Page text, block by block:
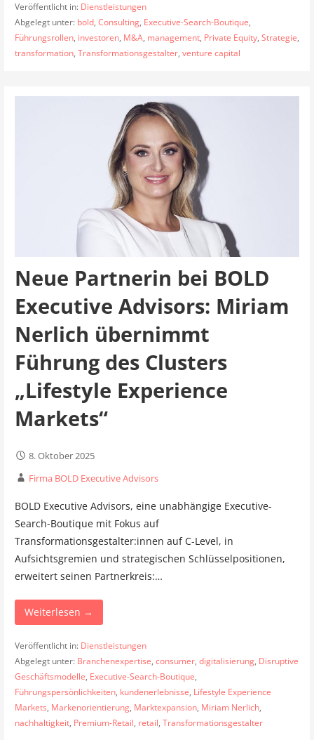
Veröffentlicht in: Dienstleistungen
Abgelegt unter: bold, Consulting, Executive-Search-Boutique,
Führungsrollen, investoren, M&A, management, Private Equity, Strategie,
transformation, Transformationsgestalter, venture capital
Neue Partnerin bei BOLD
Executive Advisors: Miriam
Nerlich übernimmt
Führung des Clusters
„Lifestyle Experience
Markets“
8. Oktober 2025
Firma BOLD Executive Advisors
BOLD Executive Advisors, eine unabhängige Executive-
Search-Boutique mit Fokus auf
Transformationsgestalter:innen auf C-Level, in
Aufsichtsgremien und strategischen Schlüsselpositionen,
erweitert seinen Partnerkreis:…
Weiterlesen →
Veröffentlicht in: Dienstleistungen
Abgelegt unter: Branchenexpertise, consumer, digitalisierung, Disruptive
Geschäftsmodelle, Executive-Search-Boutique,
Führungspersönlichkeiten, kundenerlebnisse, Lifestyle Experience
Markets, Markenorientierung, Marktexpansion, Miriam Nerlich,
nachhaltigkeit, Premium-Retail, retail, Transformationsgestalter